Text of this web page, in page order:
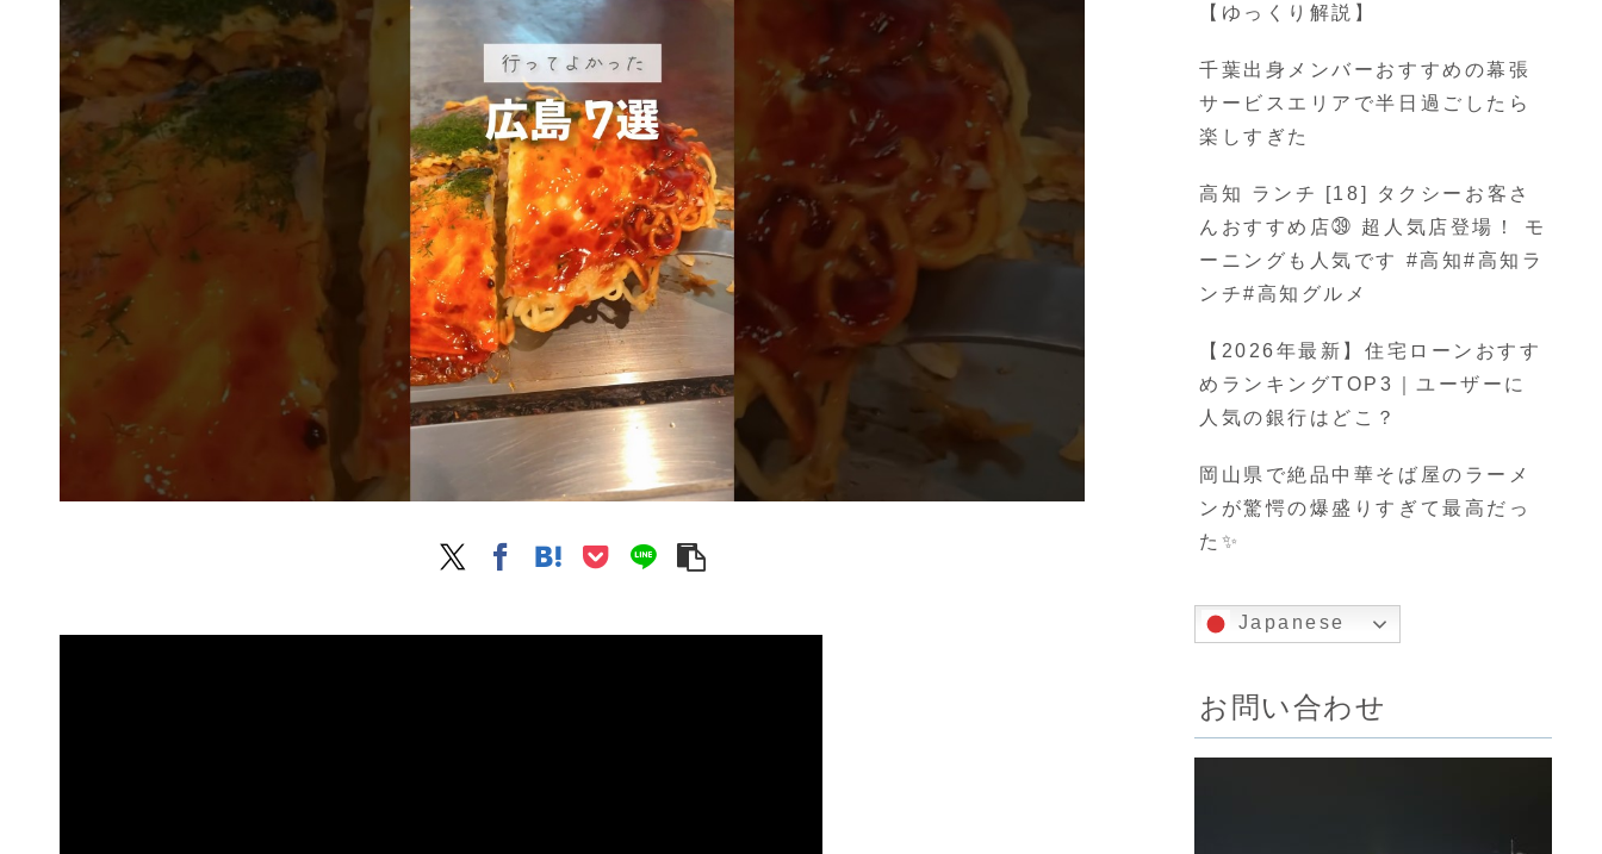
【ゆっくり解説】
千葉出身メンバーおすすめの幕張
サービスエリアで半日過ごしたら
楽しすぎた
高知 ランチ [18] タクシーお客さ
んおすすめ店㊴ 超人気店登場！ モ
ーニングも人気です #高知#高知ラ
ンチ#高知グルメ
【2026年最新】住宅ローンおすす
めランキングTOP3｜ユーザーに
人気の銀行はどこ？
岡山県で絶品中華そば屋のラーメ
ンが驚愕の爆盛りすぎて最高だっ
た✨
Japanese
お問い合わせ